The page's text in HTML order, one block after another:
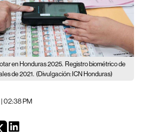
en Honduras 2025. Registro biométrico de
de 2021. (Divulgación: ICN Honduras)
02:38 PM